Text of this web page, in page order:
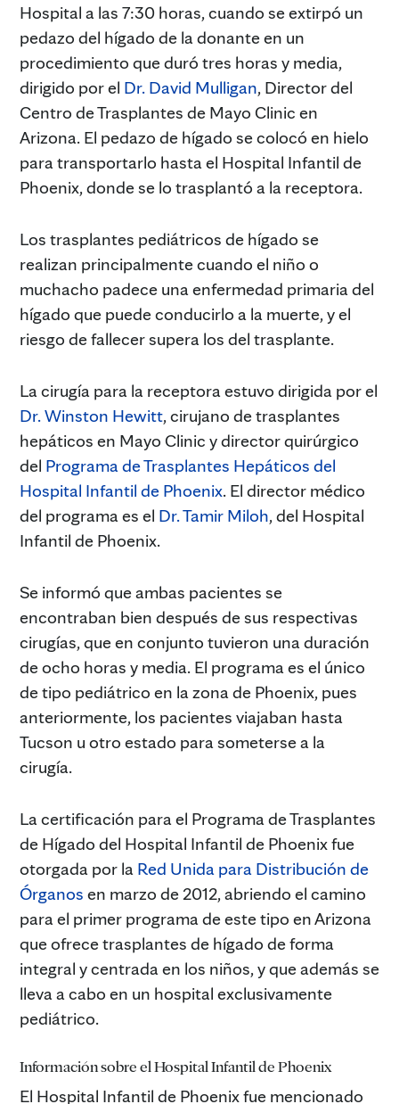
Hospital a las 7:30 horas, cuando se extirpó un
pedazo del hígado de la donante en un
procedimiento que duró tres horas y media,
dirigido por el Dr. David Mulligan, Director del
Centro de Trasplantes de Mayo Clinic en
Arizona. El pedazo de hígado se colocó en hielo
para transportarlo hasta el Hospital Infantil de
Phoenix, donde se lo trasplantó a la receptora.
Los trasplantes pediátricos de hígado se
realizan principalmente cuando el niño o
muchacho padece una enfermedad primaria del
hígado que puede conducirlo a la muerte, y el
riesgo de fallecer supera los del trasplante.
La cirugía para la receptora estuvo dirigida por el
Dr. Winston Hewitt, cirujano de trasplantes
hepáticos en Mayo Clinic y director quirúrgico
del Programa de Trasplantes Hepáticos del
Hospital Infantil de Phoenix. El director médico
del programa es el Dr. Tamir Miloh, del Hospital
Infantil de Phoenix.
Se informó que ambas pacientes se
encontraban bien después de sus respectivas
cirugías, que en conjunto tuvieron una duración
de ocho horas y media. El programa es el único
de tipo pediátrico en la zona de Phoenix, pues
anteriormente, los pacientes viajaban hasta
Tucson u otro estado para someterse a la
cirugía.
La certificación para el Programa de Trasplantes
de Hígado del Hospital Infantil de Phoenix fue
otorgada por la Red Unida para Distribución de
Órganos en marzo de 2012, abriendo el camino
para el primer programa de este tipo en Arizona
que ofrece trasplantes de hígado de forma
integral y centrada en los niños, y que además se
lleva a cabo en un hospital exclusivamente
pediátrico.
Información sobre el Hospital Infantil de Phoenix
El Hospital Infantil de Phoenix fue mencionado